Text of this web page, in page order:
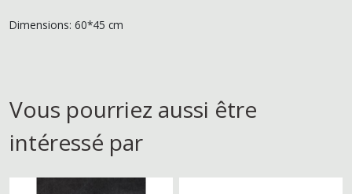
Dimensions: 60*45 cm
Vous pourriez aussi être
intéressé par